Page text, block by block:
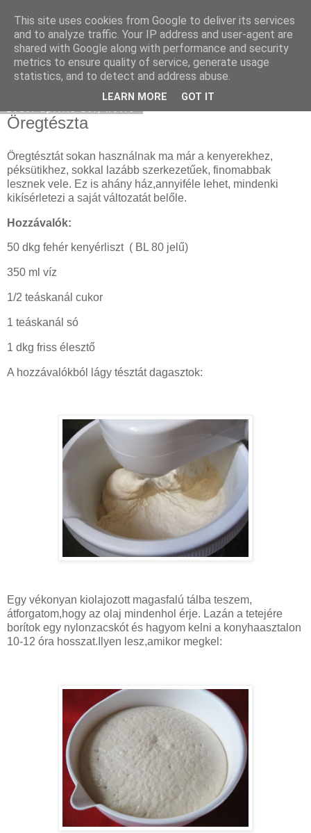
Moha Konyha
Öregtészta
Öregtésztát sokan használnak ma már a kenyerekhez,
péksütikhez, sokkal lazább szerkezetűek, finomabbak
lesznek vele. Ez is ahány ház,annyiféle lehet, mindenki
kikísérletezi a saját változatát belőle.
Hozzávalók:
50 dkg fehér kenyérliszt ( BL 80 jelű)
350 ml víz
1/2 teáskanál cukor
1 teáskanál só
1 dkg friss élesztő
A hozzávalókból lágy tésztát dagasztok:
Egy vékonyan kiolajozott magasfalú tálba teszem,
átforgatom,hogy az olaj mindenhol érje. Lazán a tetejére
borítok egy nylonzacskót és hagyom kelni a konyhaasztalon
10-12 óra hosszat.Ilyen lesz,amikor megkel:
This site uses cookies from Google to deliver its services
and to analyze traffic. Your IP address and user-agent are
shared with Google along with performance and security
metrics to ensure quality of service, generate usage
statistics, and to detect and address abuse.
LEARN MORE GOT IT